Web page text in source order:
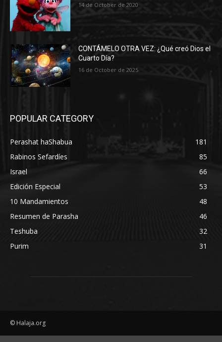
14 de October de 2020
CONTÁMELO OTRA VEZ: ¿Qué creó Dios el
Cuarto Día?
16 de October de 2025
POPULAR CATEGORY
Perashat haShabua
181
Rabinos Sefardíes
85
Israel
66
Edición Especial
53
10 Mandamientos
48
Resumen de Parasha
46
Teshuba
32
Purim
31
© Halaja.org